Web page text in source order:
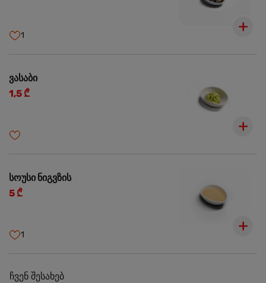
1
ვასაბი
1,5 ₾
სოუსი ნიგვზის
5 ₾
1
ჩვენ შესახებ